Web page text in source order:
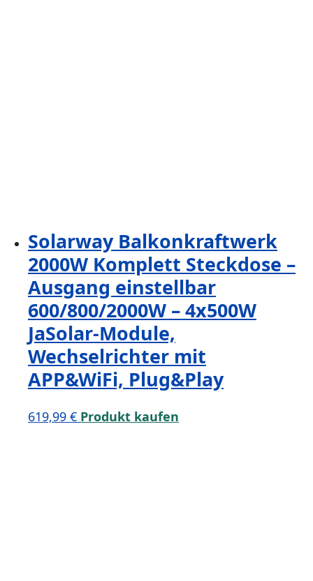
Solarway Balkonkraftwerk
2000W Komplett Steckdose –
Ausgang einstellbar
600/800/2000W – 4x500W
JaSolar-Module,
Wechselrichter mit
APP&WiFi, Plug&Play
619,99 € Produkt kaufen